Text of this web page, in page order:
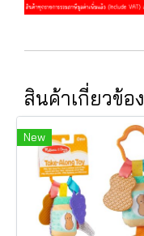
สินค้าเกี่ยวข้อง
New